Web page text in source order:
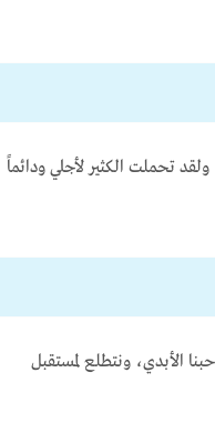
تحملت الكثير لأجلي ودائماً
الأبدي، ونتطلع لمستقبل